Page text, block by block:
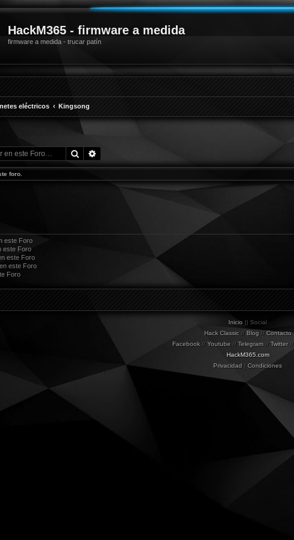
HackM365 - firmware a medida
firmware a medida - trucar patín
eléctricos Kingsong
Buscar
foro.
este Foro
este Foro
este Foro
este Foro
Foro
Inicio || Social
Hack Classic// Blog// Contacto
Facebook // Youtube // Telegram// Twitter//
HackM365.com
Privacidad | Condiciones